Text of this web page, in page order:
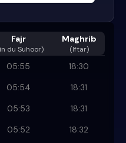
Fajr
du Suhoor)
Maghrib
(Iftar)
05:55
18:30
05:54
18:31
05:53
18:31
05:52
18:32